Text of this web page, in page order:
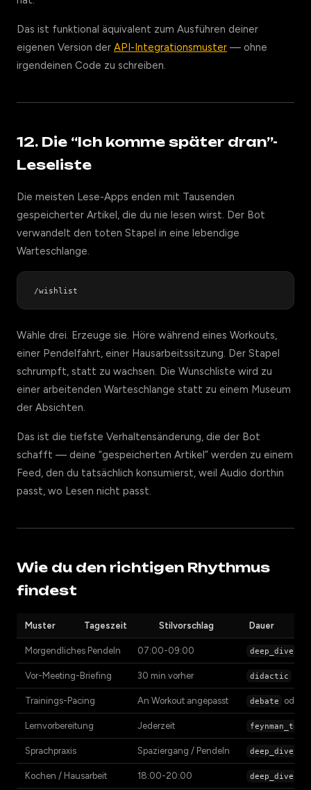
Das ist funktional äquivalent zum Ausführen deiner
eigenen Version der API-Integrationsmuster — ohne
irgendeinen Code zu schreiben.
12. Die “Ich komme später dran”-
Leseliste
Die meisten Lese-Apps enden mit Tausenden
gespeicherter Artikel, die du nie lesen wirst. Der Bot
verwandelt den toten Stapel in eine lebendige
Warteschlange.
Wähle drei. Erzeuge sie. Höre während eines Workouts,
einer Pendelfahrt, einer Hausarbeitssitzung. Der Stapel
schrumpft, statt zu wachsen. Die Wunschliste wird zu
einer arbeitenden Warteschlange statt zu einem Museum
der Absichten.
Das ist die tiefste Verhaltensänderung, die der Bot
schafft — deine “gespeicherten Artikel” werden zu einem
Feed, den du tatsächlich konsumierst, weil Audio dorthin
passt, wo Lesen nicht passt.
Wie du den richtigen Rhythmus
findest
Muster Tageszeit Stilvorschlag Dauer
Morgendliches Pendeln 07:00-09:00 deep_dive
Vor-Meeting-Briefing 30 min vorher didactic
Trainings-Pacing An Workout angepasst debate oder
Lernvorbereitung Jederzeit
Sprachpraxis Spaziergang / Pendeln deep_dive
Kochen / Hausarbeit 18:00-20:00 deep_dive